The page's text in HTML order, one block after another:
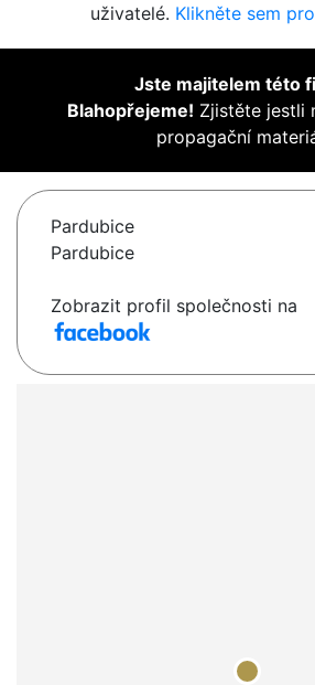
uživatelé. Klikněte sem
Jste majitelem této
Blahopřejeme! Zjistěte jestli
propagační
Pardubice
Pardubice
Zobrazit profil společnosti na